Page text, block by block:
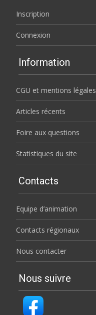
Inscription
Connexion
Information
CGU et mentions légales
Articles récents
Foire aux questions
Statistiques du site
Contacts
Equipe d’animation
Contacts régionaux
Nous contacter
Nous suivre